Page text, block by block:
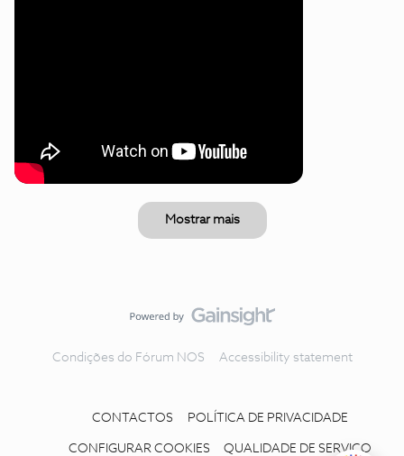
Mostrar mais
Condições do Fórum NOS Accessibility statement
CONTACTOS POLÍTICA DE PRIVACIDADE
CONFIGURAR COOKIES QUALIDADE DE SERVIÇO